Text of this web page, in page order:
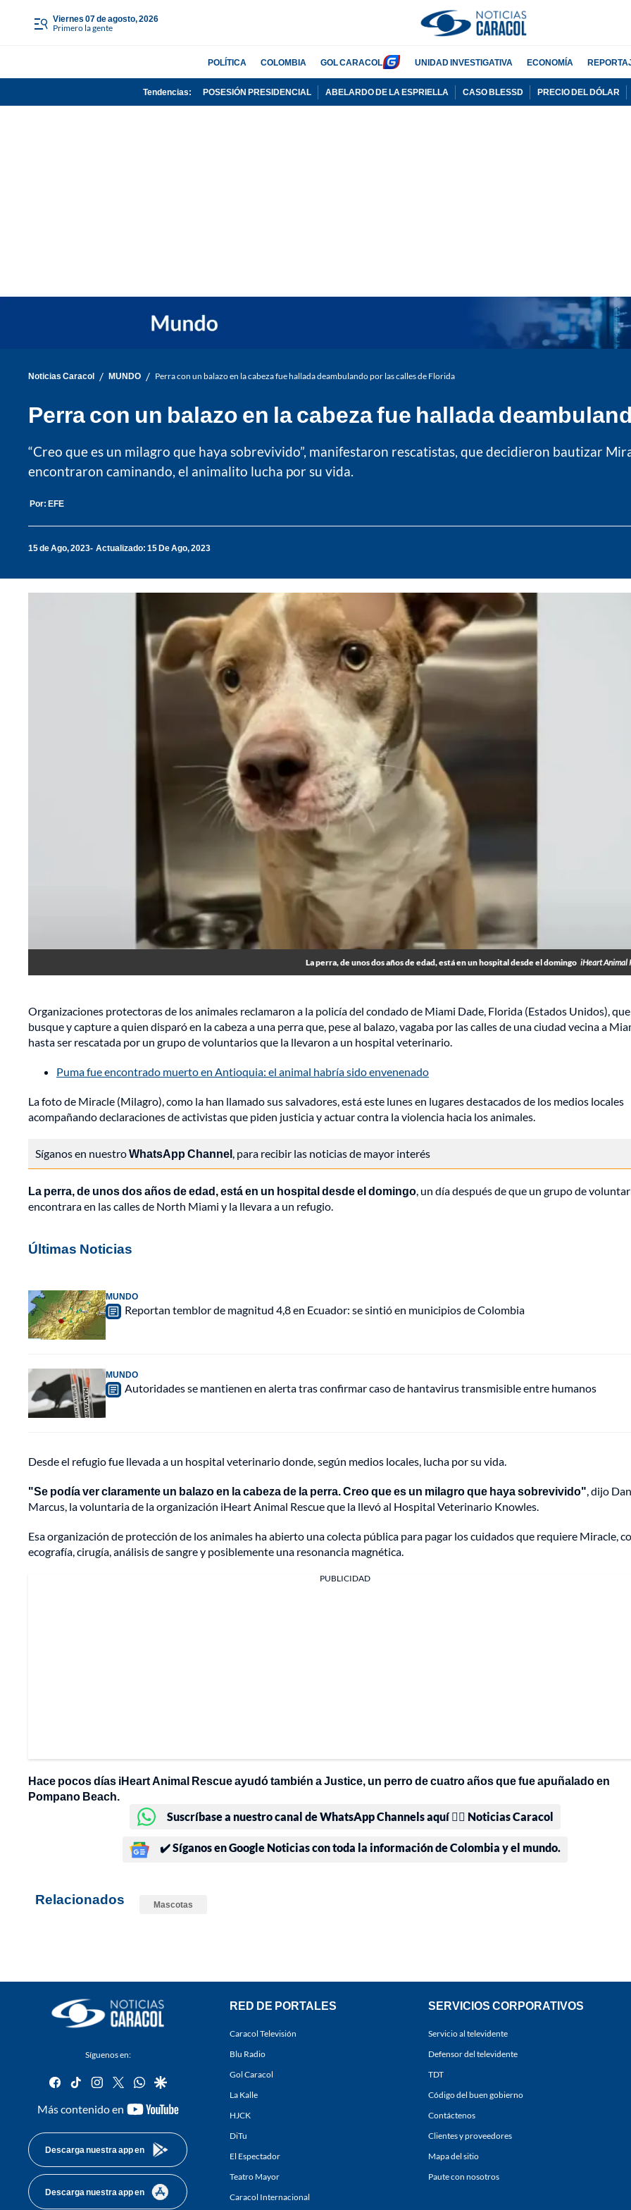
viernes 07 de agosto, 2026
Primero la gente
POLÍTICA COLOMBIA GOL CARACOL UNIDAD INVESTIGATIVA ECONOMÍA
Tendencias: POSESIÓN PRESIDENCIAL ABELARDO DE LA ESPRIELLA CASO BLESSD PRECIO DEL DÓLAR
Noticias Caracol / MUNDO / Perra con un balazo en la cabeza fue hallada deambulando por las calles de Florida
Perra con un balazo en la cabeza fue hallada
“Creo que es un milagro que haya sobrevivido”, manifestaron rescatistas, que decidieron bautizar
encontraron caminando, el animalito lucha por su vida.
Por: EFE
15 de Ago, 2023 Actualizado: 15 De Ago, 2023
La perra, de unos dos años de edad, está en un hospital desde el domingo iHeart Animal
Organizaciones protectoras de los animales reclamaron a la policía del condado de Miami Dade, Florida (Estados Unidos), que
busque y capture a quien disparó en la cabeza a una perra que, pese al balazo, vagaba por las calles de una ciudad vecina a
hasta ser rescatada por un grupo de voluntarios que la llevaron a un hospital veterinario.
Puma fue encontrado muerto en Antioquia: el animal habría sido envenenado
La foto de Miracle (Milagro), como la han llamado sus salvadores, está este lunes en lugares destacados de los medios locales
acompañando declaraciones de activistas que piden justicia y actuar contra la violencia hacia los animales.
Síganos en nuestroWhatsApp Channel, para recibir las noticias de mayor interés
La perra, de unos dos años de edad, está en un hospital desde el domingo, un día después de que un grupo de
encontrara en las calles de North Miami y la llevara a un refugio.
Últimas Noticias
MUNDO
Reportan temblor de magnitud 4,8 en Ecuador: se sintió en municipios de Colombia
MUNDO
Autoridades se mantienen en alerta tras confirmar caso de hantavirus transmisible entre humanos
Desde el refugio fue llevada a un hospital veterinario donde, según medios locales, lucha por su vida.
"Se podía ver claramente un balazo en la cabeza de la perra. Creo que es un milagro que haya sobrevivido", dijo
Marcus, la voluntaria de la organización iHeart Animal Rescue que la llevó al Hospital Veterinario Knowles.
Esa organización de protección de los animales ha abierto una colecta pública para pagar los cuidados que requiere Miracle,
ecografía, cirugía, análisis de sangre y posiblemente una resonancia magnética.
PUBLICIDAD
Hace pocos días iHeart Animal Rescue ayudó también a Justice, un perro de cuatro años que fue apuñalado en
Pompano Beach.
Suscríbase a nuestro canal de WhatsApp Channels aquí 👉🏻 Noticias Caracol
✔️ Síganos en Google Noticias con toda la información de Colombia y el mundo.
Relacionados Mascotas
Síguenos en:
facebook
tiktok instagram
twitterwhatsapp
google
Más contenido en
youtube-
Descarga nuestra app en
Descarga nuestra app en
RED DE PORTALES
Caracol Televisión
Blu Radio
Gol Caracol
La Kalle
HJCK
DiTu
El Espectador
Teatro Mayor
Caracol Internacional
SERVICIOS CORPORATIVOS
Servicio al televidente
Defensor del televidente
TDT
Código del buen gobierno
Contáctenos
Clientes y proveedores
Mapa del sitio
Paute con nosotros